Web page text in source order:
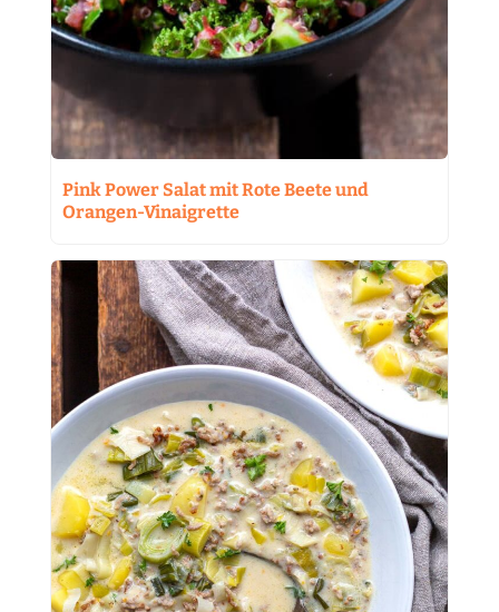
Pink Power Salat mit Rote Beete und
Orangen-Vinaigrette